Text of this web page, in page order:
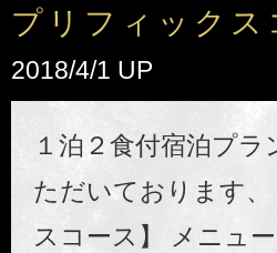
プリフィック
2018/4/1 UP
１泊２食付宿泊プ
ただいております
スコース】 メニュ